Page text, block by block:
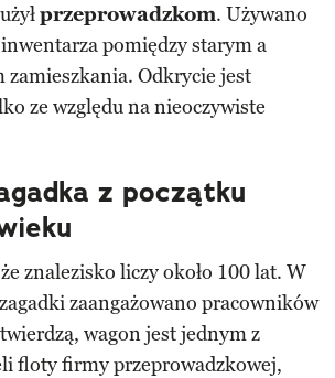
przeprowadzkom. Używano
pomiędzy starym a
zamieszkania. Odkrycie jest
ze względu na nieoczywiste
z początku
znalezisko liczy około 100 lat. W
zaangażowano pracowników
wagon jest jednym z
floty firmy przeprowadzkowej,